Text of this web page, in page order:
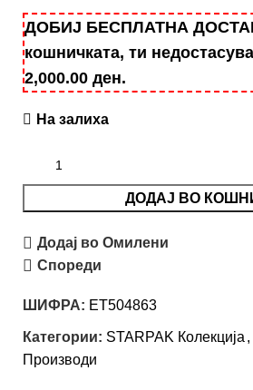
ДОБИЈ БЕСПЛАТНА
кошничката, ти
2,000.00 ден.
На залиха
ДОДАЈ ВО
Додај во Омилени
Спореди
ШИФРА: ET504863
Категории: STARPAK Колекција ,
Производи